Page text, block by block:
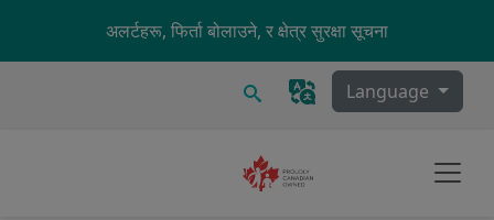
Skip to main content
अलर्टहरू, फिर्ता बोलाउने, र क्षेत्र सुरक्षा सूचना
खोज्नुहोस् Language